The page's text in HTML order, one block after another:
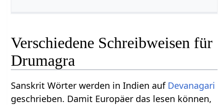
Verschiedene Schreibweisen für
Drumagra
Sanskrit Wörter werden in Indien auf Devanagari
geschrieben. Damit Europäer das lesen können,